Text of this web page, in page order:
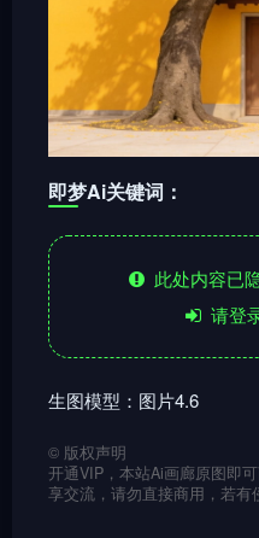
即梦Ai关键词：
此处内容已
请登
生图模型：图片4.6
© 版权声明
开通VIP，本站Ai画廊原图即
享交流，请勿直接商用，若有